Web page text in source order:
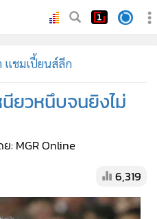
ชมเปี้ยนส์ลีก
นียวหนึบจนยิงไม่
ย: MGR Online
6,319